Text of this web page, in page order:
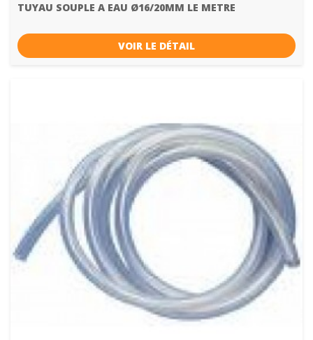
TUYAU SOUPLE A EAU Ø16/20MM LE METRE
VOIR LE DÉTAIL